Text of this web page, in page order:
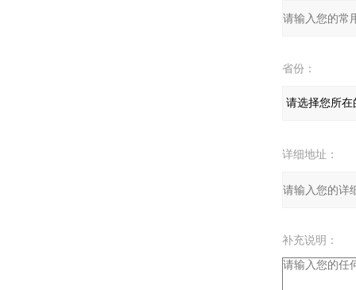
省份：
详细地址：
补充说明：